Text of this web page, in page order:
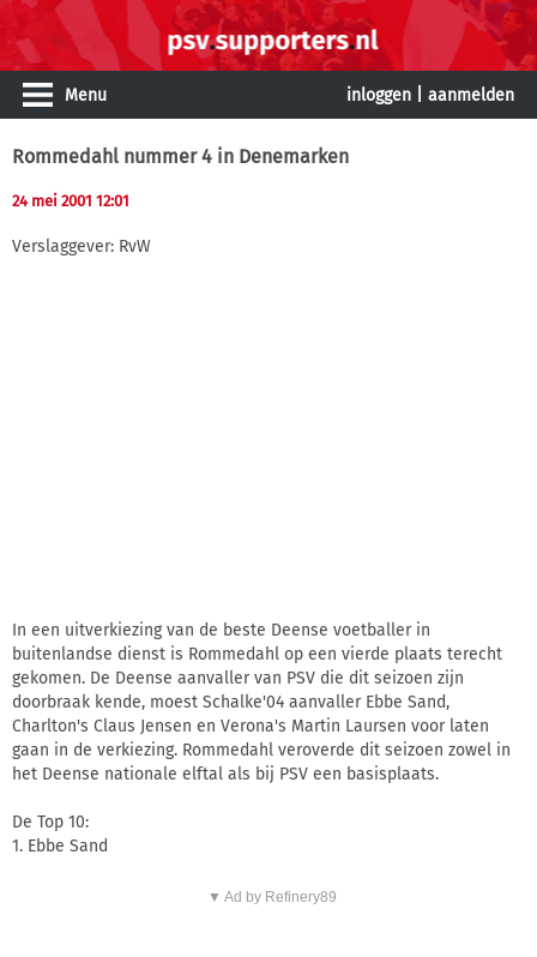
Menu inloggen aanmelden
Rommedahl nummer 4 in Denemarken
24 mei 2001 12:01
Verslaggever: RvW
In een uitverkiezing van de beste Deense voetballer in
buitenlandse dienst is Rommedahl op een vierde plaats terecht
gekomen. De Deense aanvaller van PSV die dit seizoen zijn
doorbraak kende, moest Schalke'04 aanvaller Ebbe Sand,
Charlton's Claus Jensen en Verona's Martin Laursen voor laten
gaan in de verkiezing. Rommedahl veroverde dit seizoen zowel in
het Deense nationale elftal als bij PSV een basisplaats.
De Top 10:
1. Ebbe Sand
▼ Ad by Refinery89